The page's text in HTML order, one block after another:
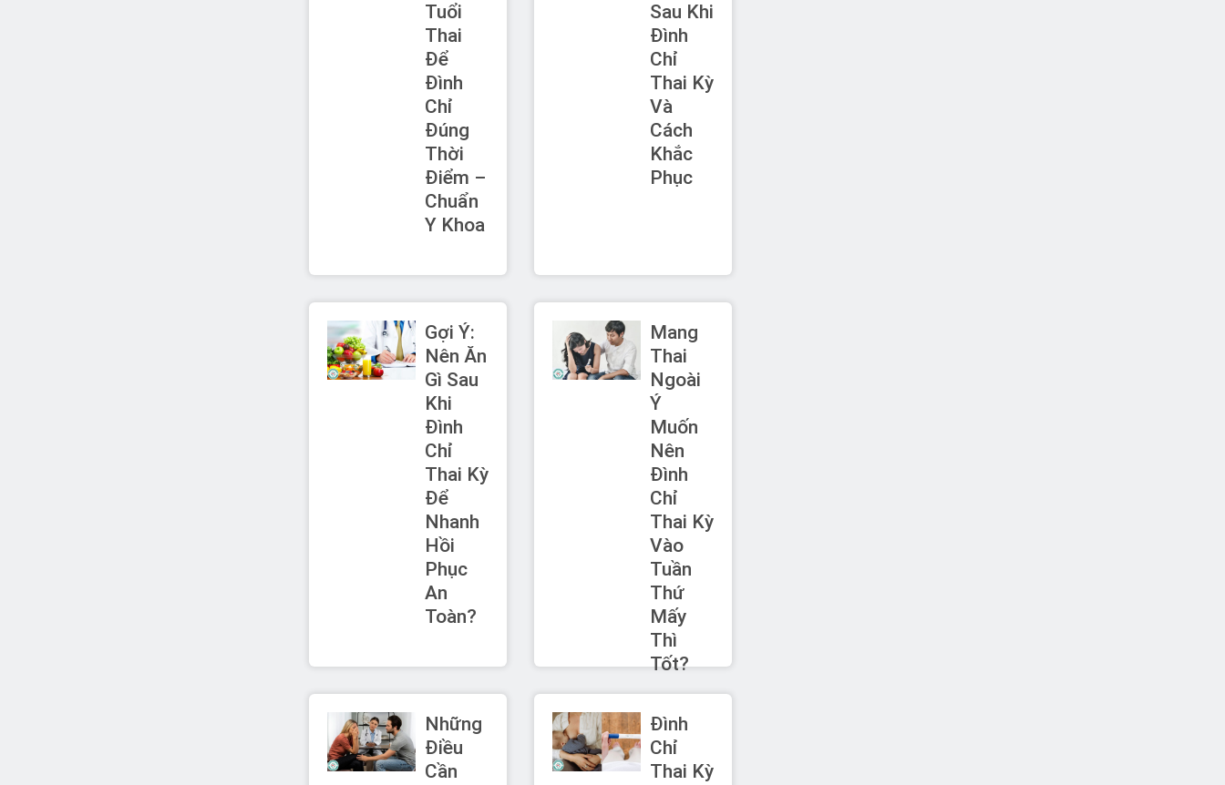
Tuổi
Thai
Để
Đình
Chỉ
Đúng
Thời
Điểm –
Chuẩn
Y Khoa
Sau Khi
Đình
Chỉ
Thai Kỳ
Và
Cách
Khắc
Phục
Gợi Ý:
Nên Ăn
Gì Sau
Khi
Đình
Chỉ
Thai Kỳ
Để
Nhanh
Hồi
Phục
An
Toàn?
Mang
Thai
Ngoài
Ý
Muốn
Nên
Đình
Chỉ
Thai Kỳ
Vào
Tuần
Thứ
Mấy
Thì
Tốt?
Những
Điều
Cần
Đình
Chỉ
Thai Kỳ